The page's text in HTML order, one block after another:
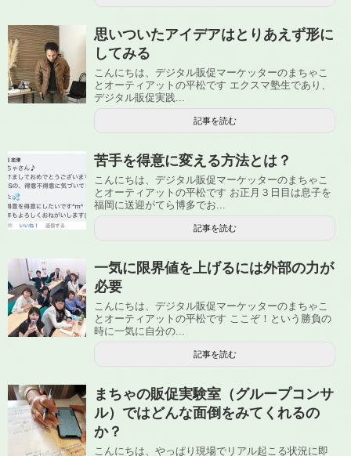
思いついたアイデアはとりあえず形に
してみる
こんにちは、デジタル販促マーケッターのまちゃこ
とオーティアットの平松です エクスマ塾生であり、
デジタル販促実践...
記事を読む
苦手を得意に変える方法とは？
こんにちは、デジタル販促マーケッターのまちゃこ
とオーティアットの平松です お正月３日目は息子を
福岡に送迎がてら博多でお...
記事を読む
一気に限界値を上げるには外部の力が
必要
こんにちは、デジタル販促マーケッターのまちゃこ
とオーティアットの平松です ここぞ！という勝負の
時に一気に自分の...
記事を読む
まちゃの販促実験室（グループコンサ
ル）ではどんな面倒をみてくれるの
か？
こんにちは、やっぱり現場でリアル起こる状況に即